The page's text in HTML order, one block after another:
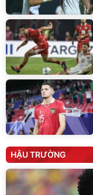
HẬU TRƯỜNG